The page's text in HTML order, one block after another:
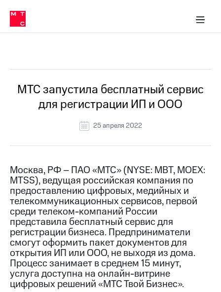
Медиа-центр
и акционерам
Устойчивое развитие
Комплаенс и деловая этика
компании
Карьера
История
компании
Руководство
Контакты
Медиа-центр
Пресс-
релизы
МТС
о технологиях
Достижения
Интервью
в МТС
Пресс-
релизы
о технологиях
МТС запустила бесплатный сервис
для регистрации ИП и ООО
25 апреля 2022
Москва, РФ – ПАО «МТС» (NYSE: MBT, MOEX:
MTSS), ведущая российская компания по
предоставлению цифровых, медийных и
телекоммуникационных сервисов, первой
среди телеком-компаний России
представила бесплатный сервис для
регистрации бизнеса. Предприниматели
смогут оформить пакет документов для
открытия ИП или ООО, не выходя из дома.
Процесс занимает в среднем 15 минут,
услуга доступна на онлайн-витрине
цифровых решений «МТС Твой Бизнес».